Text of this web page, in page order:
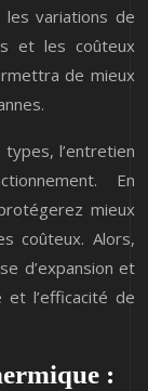
variations de
et les coûteux
de mieux
l’entretien
En
mieux
coûteux. Alors,
d’expansion et
et l’efficacité de
: